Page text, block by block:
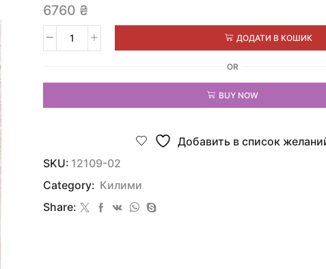
6760 ₴
ДОДАТИ В КОШИК
OR
BUY NOW
Добавить в список
SKU: 12109-02
Category: Килими
Share: